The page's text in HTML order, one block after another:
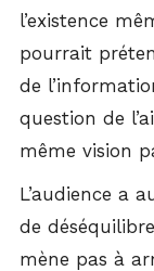
l’existence
pourrait
de
question de
même vision
L’audience a
de
mène pas à